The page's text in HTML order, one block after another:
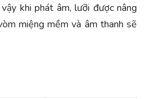
khi phát âm, lưỡi được nâng
miệng mềm và âm thanh sẽ